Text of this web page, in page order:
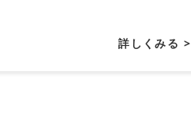
詳しくみる >